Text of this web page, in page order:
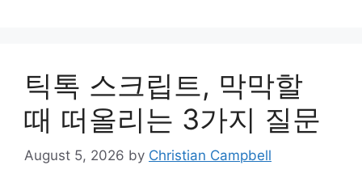
틱톡 스크립트, 막막할
때 떠올리는 3가지 질문
August 5, 2026 by Christian Campbell